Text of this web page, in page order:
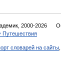
2000-2026
Путешествия
словарей на сайты